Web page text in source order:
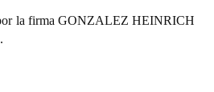
por la firma GONZALEZ HEINRICH